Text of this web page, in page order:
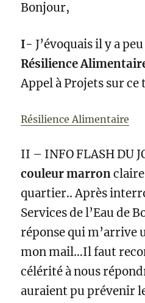
Bonjour,
I- J’évoquais il y a
Résilience
Appel à Projets sur ce
Résilience Alimentaire
II – INFO FLASH DU
couleur marron
quartier.. Après
Services de l’Eau de
réponse qui m’arrive
mon mail…Il faut
célérité à nous
auraient pu prévenir